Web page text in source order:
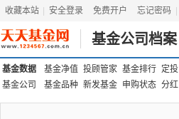
收藏本站 安全登录 免费开户 忘记密码
基金公司档案
基金数据 基金净值 投顾管家 基金排行 定投
基金公司
基金品种 新发基金 申购状态 分红